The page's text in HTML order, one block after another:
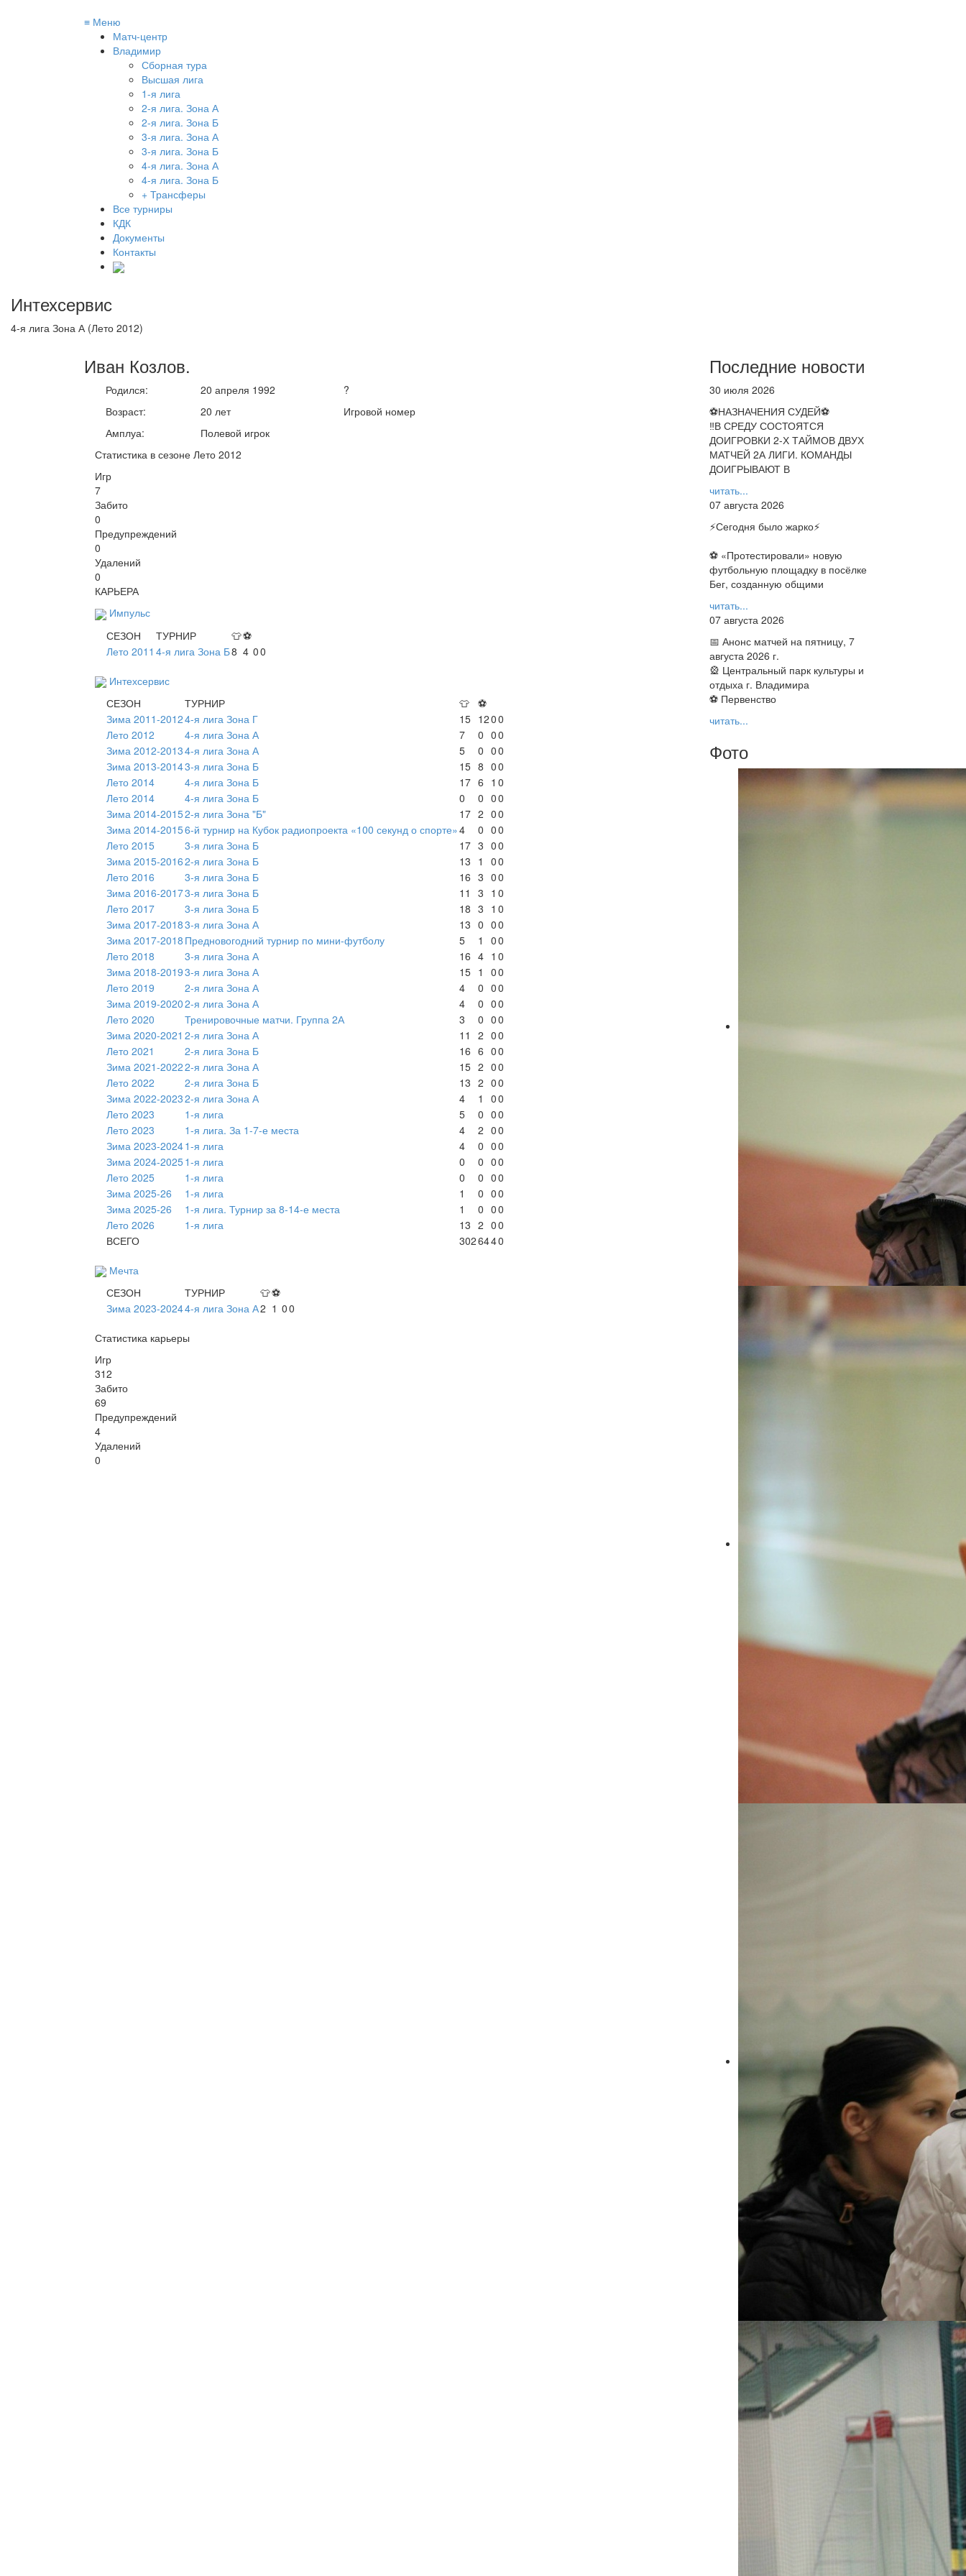
≡ Меню
Матч-центр
Владимир
Сборная тура
Высшая лига
1-я лига
2-я лига. Зона А
2-я лига. Зона Б
3-я лига. Зона А
3-я лига. Зона Б
4-я лига. Зона А
4-я лига. Зона Б
+ Трансферы
Все турниры
КДК
Документы
Контакты
Интехсервис
4-я лига Зона А (Лето 2012)
Иван Козлов.
Родился:
Возраст:
Амплуа:
20 апреля 1992
20 лет
Полевой игрок
?
Игровой номер
Статистика в сезоне Лето 2012
Игр
7
Забито
0
Предупреждений
0
Удалений
0
КАРЬЕРА
Импульс
СЕЗОН
ТУРНИР 👕⚽
Лето 2011 4-я лига Зона Б8 4 00
Интехсервис
СЕЗОН
ТУРНИР 👕 ⚽
Зима 2011-20124-я лига Зона Г 15 1200
Лето 2012
4-я лига Зона А 7 0 00
Зима 2012-20134-я лига Зона А 5 0 00
Зима 2013-20143-я лига Зона Б 15 8 00
Лето 2014
4-я лига Зона Б 17 6 1 0
Лето 2014
4-я лига Зона Б 0 0 00
Зима 2014-20152-я лига Зона "Б" 17 2 00
Зима 2014-20156-й турнир на Кубок радиопроекта «100 секунд о спорте»4 0 00
Лето 2015
3-я лига Зона Б 17 3 00
Зима 2015-20162-я лига Зона Б 13 1 00
Лето 2016
3-я лига Зона Б 16 3 00
Зима 2016-20173-я лига Зона Б 11 3 1 0
Лето 2017
3-я лига Зона Б 18 3 1 0
Зима 2017-20183-я лига Зона А 13 0 00
Зима 2017-2018 Предновогодний турнир по мини-футболу 5 1 00
Лето 2018
3-я лига Зона А 16 4 1 0
Зима 2018-20193-я лига Зона А 15 1 00
Лето 2019
2-я лига Зона А 4 0 00
Зима 2019-20202-я лига Зона А 4 0 00
Лето 2020
Тренировочные матчи. Группа 2А 3 0 00
Зима 2020-2021 2-я лига Зона А 11 2 00
Лето 2021
2-я лига Зона Б 16 6 00
Зима 2021-20222-я лига Зона А 15 2 00
Лето 2022
2-я лига Зона Б 13 2 00
Зима 2022-20232-я лига Зона А 4 1 00
Лето 2023
1-я лига 5 0 00
Лето 2023
1-я лига. За 1-7-е места 4 2 00
Зима 2023-20241-я лига 4 0 00
Зима 2024-20251-я лига 0 0 00
Лето 2025
1-я лига 0 0 00
Зима 2025-26
1-я лига 1 0 00
Зима 2025-26
1-я лига. Турнир за 8-14-е места 1 0 00
Лето 2026
1-я лига 13 2 00
ВСЕГО
3026440
Мечта
СЕЗОН
ТУРНИР 👕⚽
Зима 2023-20244-я лига Зона А2 1 00
Статистика карьеры
Игр
312
Забито
69
Предупреждений
4
Удалений
0
Последние новости
30 июля 2026
⚽НАЗНАЧЕНИЯ СУДЕЙ⚽
‼В СРЕДУ СОСТОЯТСЯ
ДОИГРОВКИ 2-Х ТАЙМОВ ДВУХ
МАТЧЕЙ 2А ЛИГИ. КОМАНДЫ
ДОИГРЫВАЮТ В
читать...
07 августа 2026
⚡️Сегодня было жарко⚡️
⚽ ️«Протестировали» новую
футбольную площадку в посёлке
Бег, созданную общими
читать...
07 августа 2026
📅 Анонс матчей на пятницу, 7
августа 2026 г.
🎡 Центральный парк культуры и
отдыха г. Владимира
⚽ Первенство
читать...
Фото